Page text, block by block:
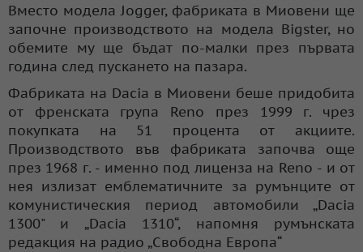
Вместо модела Jogger, фабриката в Миовени ще
започне производството на модела Bigster, но
обемите му ще бъдат по-малки през първата
година след пускането на пазара.
Фабриката на Dacia в Миовени беше придобита
от френската група Reno през 1999 г. чрез
покупката на 51 процента от акциите.
Производството във фабриката започва още
през 1968 г. - именно под лиценза на Reno - и от
нея излизат емблематичните за румънците от
комунистическия период автомобили „Dacia
1300" и „Dacia 1310“, напомня румънската
редакция на радио „Свободна Европа“